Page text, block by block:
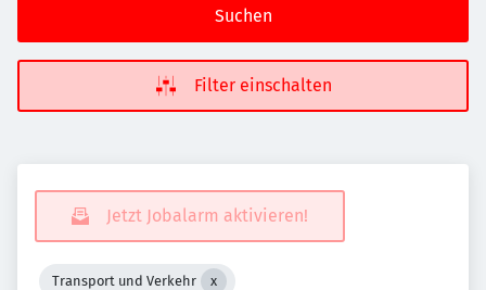
Suchen
Filter einschalten
Jetzt Jobalarm aktivieren!
Transport und Verkehr